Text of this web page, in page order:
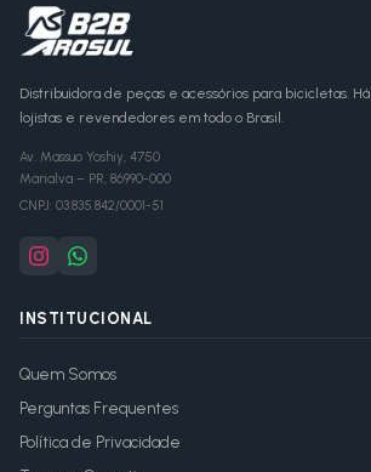
Distribuidora de peças e acessórios para bicicletas. Há
lojistas e revendedores em todo o Brasil.
Av. Massuo Yoshiy, 4750
Marialva – PR, 86990-000
CNPJ: 03.835.842/0001-51
INSTITUCIONAL
Quem Somos
Perguntas Frequentes
Política de Privacidade